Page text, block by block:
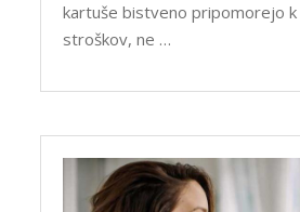
kartuše bistveno pripomorejo k
stroškov, ne …